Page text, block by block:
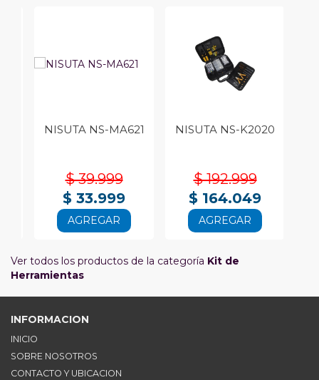
NISUTA NS-MA621
$ 39.999
$ 33.999
AGREGAR
NISUTA NS-K2020
$ 192.999
$ 164.049
AGREGAR
Ver todos los productos de la categoría Kit de
Herramientas
INFORMACION
INICIO
SOBRE NOSOTROS
CONTACTO Y UBICACION